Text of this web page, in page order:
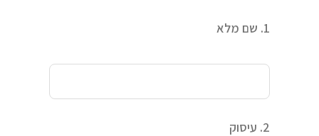
1. שם מלא
2. עיסוק